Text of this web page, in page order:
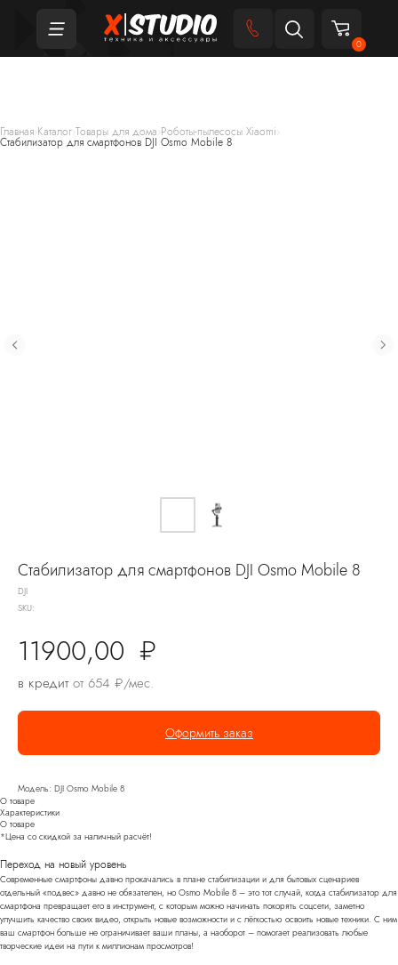
0
Главная Каталог Товары для дома Роботы-пылесосы Xiaomi
Стабилизатор для смартфонов DJI Osmo Mobile 8
Стабилизатор для смартфонов DJI Osmo Mobile 8
DJI
SKU:
11900,00 ₽
в кредит от 654 ₽/мес.
Оформить заказ
Модель: DJI Osmo Mobile 8
О товаре
Характеристики
О товаре
*Цена со скидкой за наличный расчёт!
Переход на новый уровень
Современные смартфоны давно прокачались в плане стабилизации и для бытовых сценариев
отдельный «подвес» давно не обязателен, но Osmo Mobile 8 – это тот случай, когда стабилизатор для
смартфона превращает его в инструмент, с которым можно начинать покорять соцсети, заметно
улучшить качество своих видео, открыть новые возможности и с лёгкостью освоить новые техники. С ним
ваш смартфон больше не ограничивает ваши планы, а наоборот – помогает реализовать любые
творческие идеи на пути к миллионам просмотров!